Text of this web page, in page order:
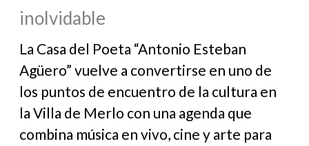
inolvidable
La Casa del Poeta “Antonio Esteban
Agüero” vuelve a convertirse en uno de
los puntos de encuentro de la cultura en
la Villa de Merlo con una agenda que
combina música en vivo, cine y arte para